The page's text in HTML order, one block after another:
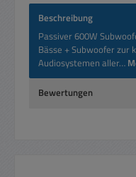
Beschreibung
Passiver 600W
Bässe + Subwoofer zur
Audiosystemen aller…
Bewertungen